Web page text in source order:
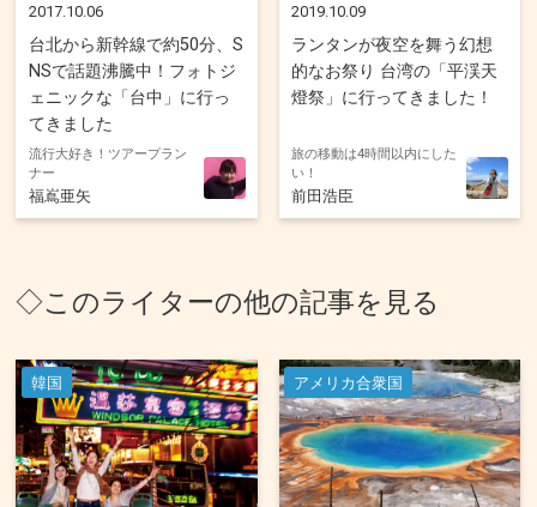
2017.10.06
台北から新幹線で約50分、S
NSで話題沸騰中！フォトジ
ェニックな「台中」に行っ
てきました
流行大好き！ツアープラン
ナー
福嶌亜矢
2019.10.09
ランタンが夜空を舞う幻想
的なお祭り 台湾の「平渓天
燈祭」に行ってきました！
旅の移動は4時間以内にした
い！
前田浩臣
◇このライターの他の記事を見る
韓国 アメリカ合衆国